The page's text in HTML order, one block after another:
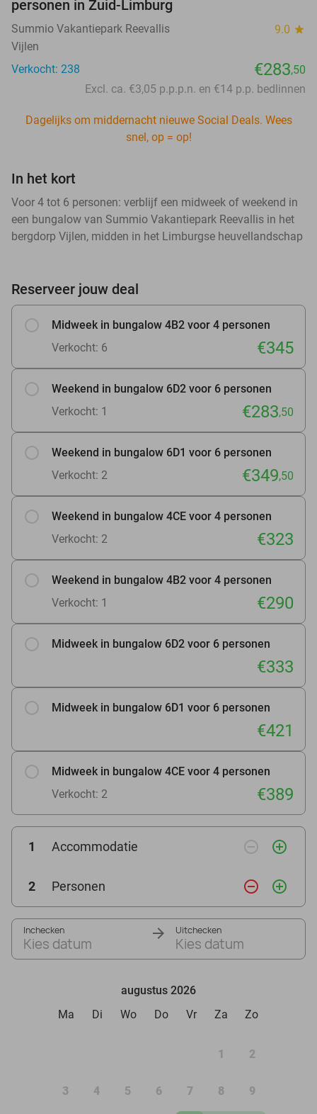
personen in Zuid-Limburg
Summio Vakantiepark Reevallis 9.0 star
Vijlen
Verkocht: 238
€283,50
Excl. ca. €3,05 p.p.p.n. en €14 p.p. bedlinnen
Dagelijks om middernacht nieuwe Social Deals. Wees
snel, op = op!
In het kort
Voor 4 tot 6 personen: verblijf een midweek of weekend in
een bungalow van Summio Vakantiepark Reevallis in het
bergdorp Vijlen, midden in het Limburgse heuvellandschap
Reserveer jouw deal
Midweek in bungalow 4B2 voor 4 personen
Verkocht: 6
€345
Weekend in bungalow 6D2 voor 6 personen
Verkocht: 1
€283,50
Weekend in bungalow 6D1 voor 6 personen
Verkocht: 2
€349,50
Weekend in bungalow 4CE voor 4 personen
Verkocht: 2
€323
Weekend in bungalow 4B2 voor 4 personen
Verkocht: 1
€290
Midweek in bungalow 6D2 voor 6 personen
€333
Midweek in bungalow 6D1 voor 6 personen
€421
Midweek in bungalow 4CE voor 4 personen
Verkocht: 2
€389
1 Accommodatie remove_circle_outline add_circle_outline
2 Personen remove_circle_outline add_circle_outline
Inchecken
Kies datum
Uitchecken
Kies datum
augustus 2026
Ma
Di Wo Do Vr Za Zo
1 2
3 4 5 6 7 8 9